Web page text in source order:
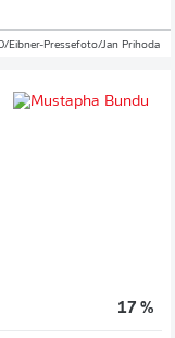
Eibner-Pressefoto/Jan Prihoda
17 %